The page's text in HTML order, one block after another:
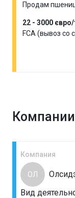
Продам
22 - 3000
FCA (вывоз со
Компании
Компания
ОЛ
Вид